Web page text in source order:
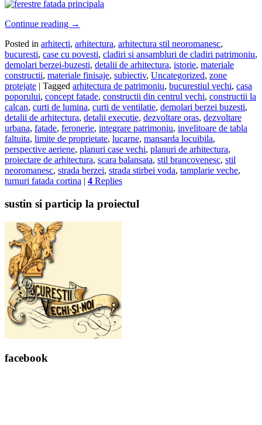
Continue reading →
Posted in arhitecti, arhitectura, arhitectura stil neoromanesc,
bucuresti, case cu povesti, cladiri si ansambluri de cladiri patrimoniu,
demolari berzei-buzesti, detalii de arhitectura, istorie, materiale
constructii, materiale finisaje, subiectiv, Uncategorized, zone
protejate | Tagged arhitectura de patrimoniu, bucurestiul vechi, casa
poporului, concept fatade, constructii din centrul vechi, constructii la
calcan, curti de lumina, curti de ventilatie, demolari berzei buzesti,
detalii de arhitectura, detalii executie, dezvoltare oras, dezvoltare
urbana, fatade, feronerie, integrare patrimoniu, invelitoare de tabla
faltuita, limite de proprietate, lucarne, mansarda locuibila,
perspective aeriene, planuri case vechi, planuri de arhitectura,
proiectare de arhitectura, scara balansata, stil brancovenesc, stil
neoromanesc, strada berzei, strada stirbei voda, tamplarie veche,
turnuri fatada cortina | 4 Replies
sustin si particip la proiectul
facebook